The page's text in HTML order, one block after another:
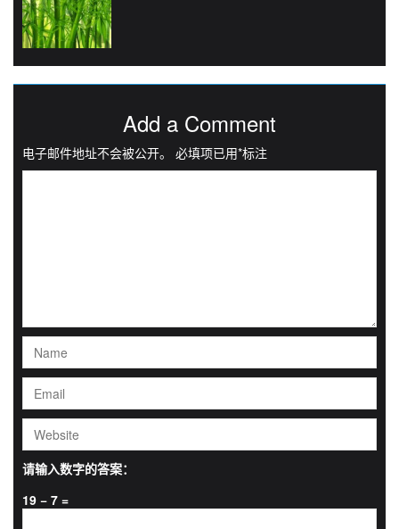
Add a Comment
电子邮件地址不会被公开。 必填项已用*标注
请输入数字的答案：
19 − 7 =